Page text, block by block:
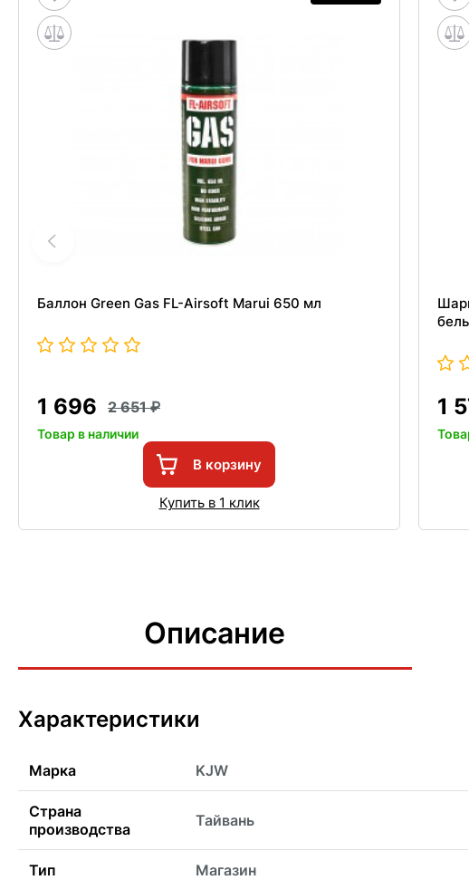
Баллон Green Gas FL-Airsoft Marui 650 мл
1 696 2 651
Товар в наличии
В корзину
Купить в 1 клик
1
Описание
Характеристики
Марка KJW
Страна
производства
Тайвань
Тип Магазин